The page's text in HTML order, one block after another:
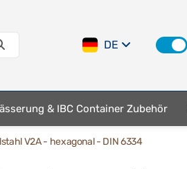
DE
& IBC Container Zubehör
V2A - hexagonal - DIN 6334